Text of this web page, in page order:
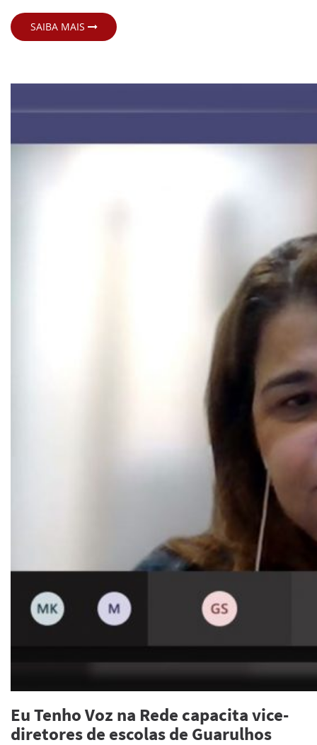
SAIBA MAIS
Eu Tenho Voz na Rede capacita vice-
diretores de escolas de Guarulhos